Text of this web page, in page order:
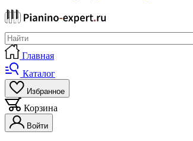
Главная
Каталог
Избранное
Корзина
Войти